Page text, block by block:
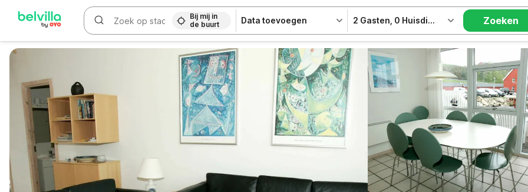
Bij mij in
de buurt
Data toevoegen 2 Gasten 0 Huisdieren Zoeken